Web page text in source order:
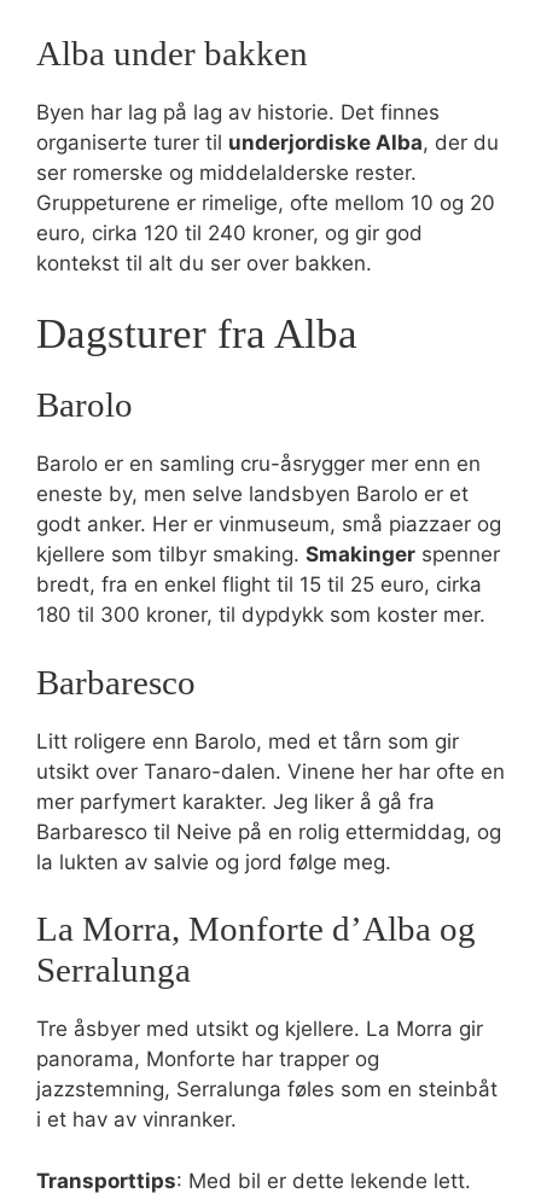
Alba under bakken
Byen har lag på lag av historie. Det finnes
organiserte turer til underjordiske Alba, der du
ser romerske og middelalderske rester.
Gruppeturene er rimelige, ofte mellom 10 og 20
euro, cirka 120 til 240 kroner, og gir god
kontekst til alt du ser over bakken.
Dagsturer fra Alba
Barolo
Barolo er en samling cru-åsrygger mer enn en
eneste by, men selve landsbyen Barolo er et
godt anker. Her er vinmuseum, små piazzaer og
kjellere som tilbyr smaking. Smakinger spenner
bredt, fra en enkel flight til 15 til 25 euro, cirka
180 til 300 kroner, til dypdykk som koster mer.
Barbaresco
Litt roligere enn Barolo, med et tårn som gir
utsikt over Tanaro-dalen. Vinene her har ofte en
mer parfymert karakter. Jeg liker å gå fra
Barbaresco til Neive på en rolig ettermiddag, og
la lukten av salvie og jord følge meg.
La Morra, Monforte d’Alba og
Serralunga
Tre åsbyer med utsikt og kjellere. La Morra gir
panorama, Monforte har trapper og
jazzstemning, Serralunga føles som en steinbåt
i et hav av vinranker.
Transporttips: Med bil er dette lekende lett.